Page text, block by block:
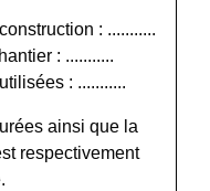
: ...........
: ...........
: ...........
ainsi que la
respectivement